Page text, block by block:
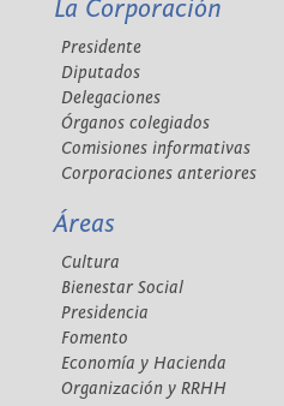
La Corporación
Presidente
Diputados
Delegaciones
Órganos colegiados
Comisiones informativas
Corporaciones anteriores
Áreas
Cultura
Bienestar Social
Presidencia
Fomento
Economía y Hacienda
Organización y RRHH